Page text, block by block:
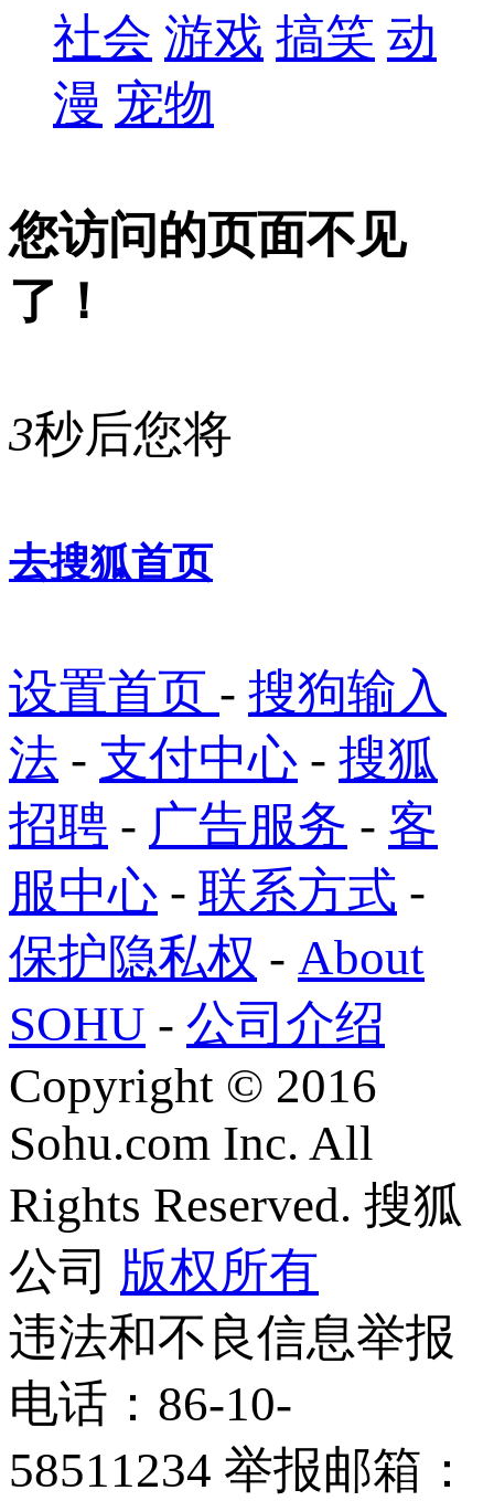
社会 游戏 搞笑 动
漫 宠物
您访问的页面不见
了！
3秒后您将
去搜狐首页
设置首页 - 搜狗输入
法 - 支付中心 - 搜狐
招聘 - 广告服务 - 客
服中心 - 联系方式 -
保护隐私权 - About
SOHU - 公司介绍
Copyright © 2016
Sohu.com Inc. All
Rights Reserved. 搜狐
公司 版权所有
违法和不良信息举报
电话：86-10-
58511234 举报邮箱：